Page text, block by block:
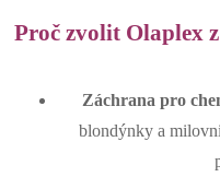
Proč zvolit Olaplex
Záchrana pro
blondýnky a